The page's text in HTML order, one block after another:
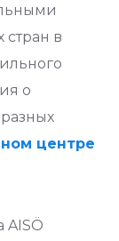
в
о
центре
AISÖ